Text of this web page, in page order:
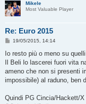
Mikele
Most Valuable Player
Re: Euro 2015
M
s
a
g
i
19/05/2015, 14:14
Io resto più o meno su
Il Beli lo lascerei fuori vita
ameno che non si presenti
impossibile) al raduno, ben
Quindi PG Cincia/Hackett/X